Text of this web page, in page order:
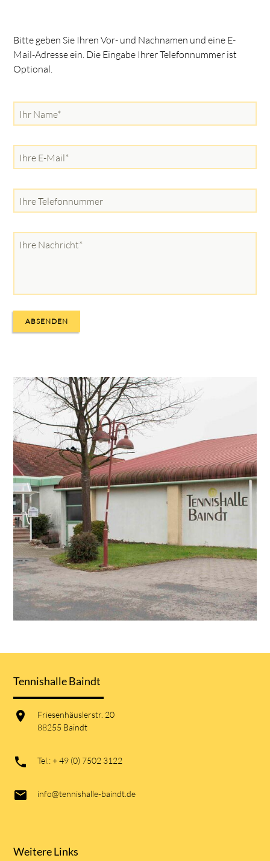
Bitte geben Sie Ihren Vor- und Nachnamen und eine E-
Mail-Adresse ein. Die Eingabe Ihrer Telefonnummer ist
Optional.
Pflichtfeld
Ihr Name*
Pflichtfeld
Ihre E-Mail*
Ihre Telefonnummer
Pflichtfeld
Ihre Nachricht*
ABSENDEN
Tennishalle Baindt
Friesenhäuslerstr. 20
88255 Baindt
Tel.: + 49 (0) 7502 3122
info@tennishalle-baindt.de
Weitere Links